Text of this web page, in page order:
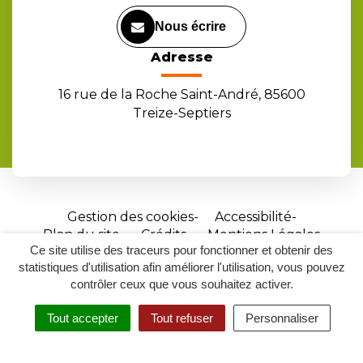
Ce site utilise des traceurs pour fonctionner et obtenir des
statistiques d'utilisation afin améliorer l'utilisation, vous pouvez
contrôler ceux que vous souhaitez activer.
Tout accepter Tout refuser Personnaliser
RECHERCHER
ACCESSIBILITÉ
Nous écrire
Adresse
16 rue de la Roche Saint-André, 85600
Treize-Septiers
Gestion des cookies
Accessibilité
Plan du site
Crédits
Mentions Légales
Site
réalisé
par
Inovagora